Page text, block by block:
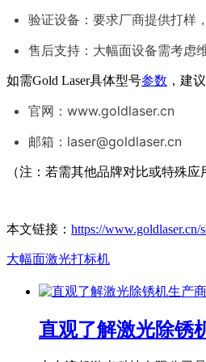
验证设备：要求厂商提供打样
售后支持：大幅面设备需考虑
如需Gold Laser具体型号参数 ，建
官网：www.goldlaser.cn
邮箱：laser@goldlaser.cn
（注：若需其他品牌对比或特殊
本文链接： https://www.goldlaser.cn/
大幅面激光打标机
直观了解激光除锈